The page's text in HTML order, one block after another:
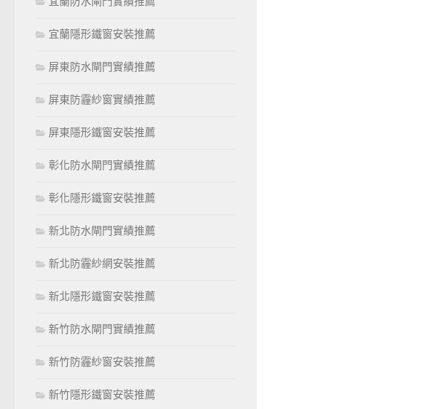
宜蘭隱形鐵窗安裝推薦
屏東防水閘門實績推薦
屏東防霾紗窗實績推薦
屏東隱形鐵窗安裝推薦
彰化防水閘門實績推薦
彰化隱形鐵窗安裝推薦
新北防水閘門實績推薦
新北防霾紗網安裝推薦
新北隱形鐵窗安裝推薦
新竹防水閘門實績推薦
新竹防霾紗窗安裝推薦
新竹隱形鐵窗安裝推薦